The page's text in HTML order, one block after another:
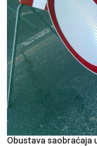
Obustava saobraćaja